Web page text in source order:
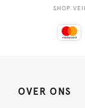
SHOP
OVER ONS